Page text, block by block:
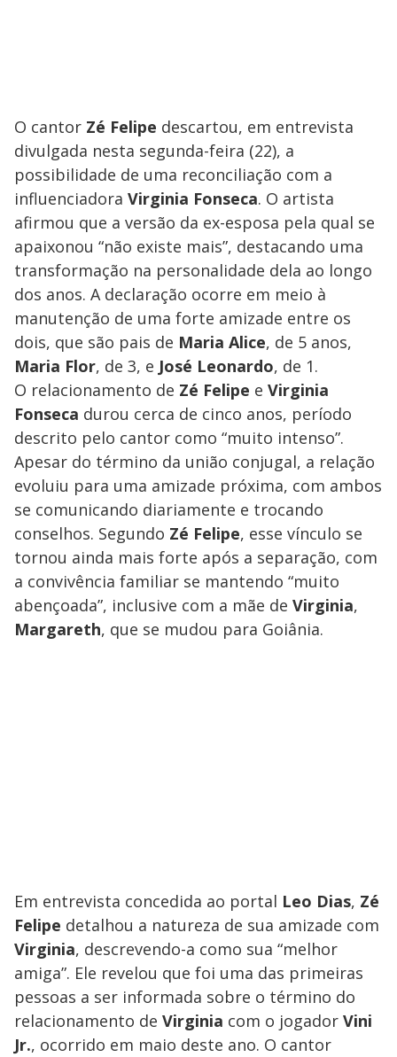
O cantor Zé Felipe descartou, em entrevista
divulgada nesta segunda-feira (22), a
possibilidade de uma reconciliação com a
influenciadora Virginia Fonseca. O artista
afirmou que a versão da ex-esposa pela qual se
apaixonou “não existe mais”, destacando uma
transformação na personalidade dela ao longo
dos anos. A declaração ocorre em meio à
manutenção de uma forte amizade entre os
dois, que são pais de Maria Alice, de 5 anos,
Maria Flor, de 3, e José Leonardo, de 1.
O relacionamento de Zé Felipe e Virginia
Fonseca durou cerca de cinco anos, período
descrito pelo cantor como “muito intenso”.
Apesar do término da união conjugal, a relação
evoluiu para uma amizade próxima, com ambos
se comunicando diariamente e trocando
conselhos. Segundo Zé Felipe, esse vínculo se
tornou ainda mais forte após a separação, com
a convivência familiar se mantendo “muito
abençoada”, inclusive com a mãe de Virginia,
Margareth, que se mudou para Goiânia.
Em entrevista concedida ao portal Leo Dias, Zé
Felipe detalhou a natureza de sua amizade com
Virginia, descrevendo-a como sua “melhor
amiga”. Ele revelou que foi uma das primeiras
pessoas a ser informada sobre o término do
relacionamento de Virginia com o jogador Vini
Jr., ocorrido em maio deste ano. O cantor